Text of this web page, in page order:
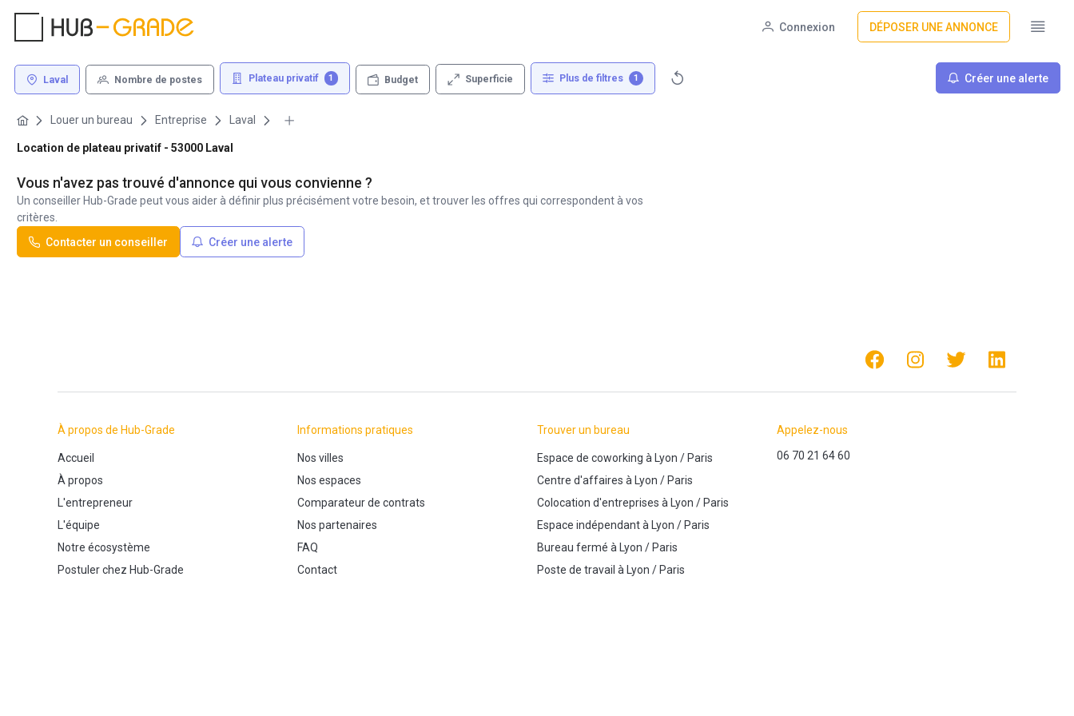
Connexion DÉPOSER UNE ANNONCE
Laval Nombre de postes Plateau privatif 1 Budget Superficie Plus de filtres 1 Créer une alerte
Louer un bureau Entreprise Laval
Location de plateau privatif - 53000 Laval
Vous n'avez pas trouvé d'annonce qui vous convienne ?
Un conseiller Hub-Grade peut vous aider à définir plus précisément votre besoin, et trouver les offres qui correspondent à vos
critères.
Contacter un conseiller
Créer une alerte
À propos de Hub-Grade
Accueil
À propos
L'entrepreneur
L'équipe
Notre écosystème
Postuler chez Hub-Grade
Informations pratiques
Nos villes
Nos espaces
Comparateur de contrats
Nos partenaires
FAQ
Contact
Trouver un bureau
Espace de coworking à Lyon / Paris
Centre d'affaires à Lyon / Paris
Colocation d'entreprises à Lyon / Paris
Espace indépendantà Lyon / Paris
Bureau fermé à Lyon / Paris
Poste de travail à Lyon / Paris
Appelez-nous
06 70 21 64 60